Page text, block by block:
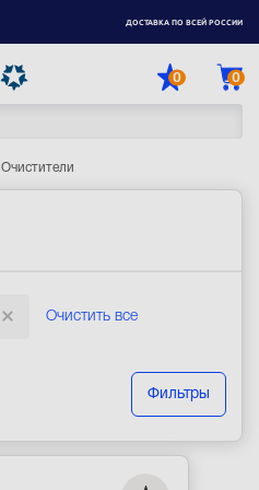
ДОСТАВКА ПО ВСЕЙ РОССИИ
0 0
Очистители
Очистить все
Фильтры